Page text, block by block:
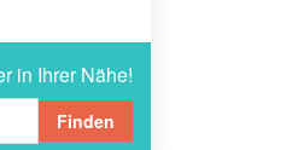
in Ihrer Nähe!
Finden